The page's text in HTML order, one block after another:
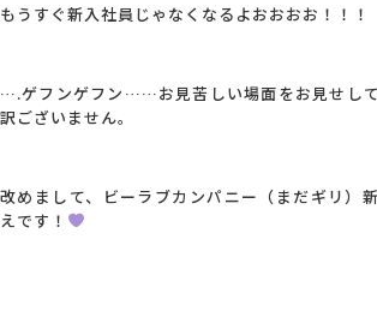
採用情報
もうすぐ新入社員じゃなくなるよおおおお！！！
….ゲフンゲフン……お見苦しい場面をお見せし
訳ございません。
改めまして、ビーラブカンパニー（まだギリ）
えです！